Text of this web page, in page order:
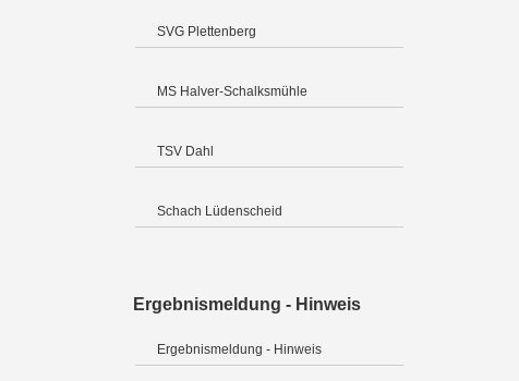
SVG Plettenberg
MS Halver-Schalksmühle
TSV Dahl
Schach Lüdenscheid
Ergebnismeldung - Hinweis
Ergebnismeldung - Hinweis